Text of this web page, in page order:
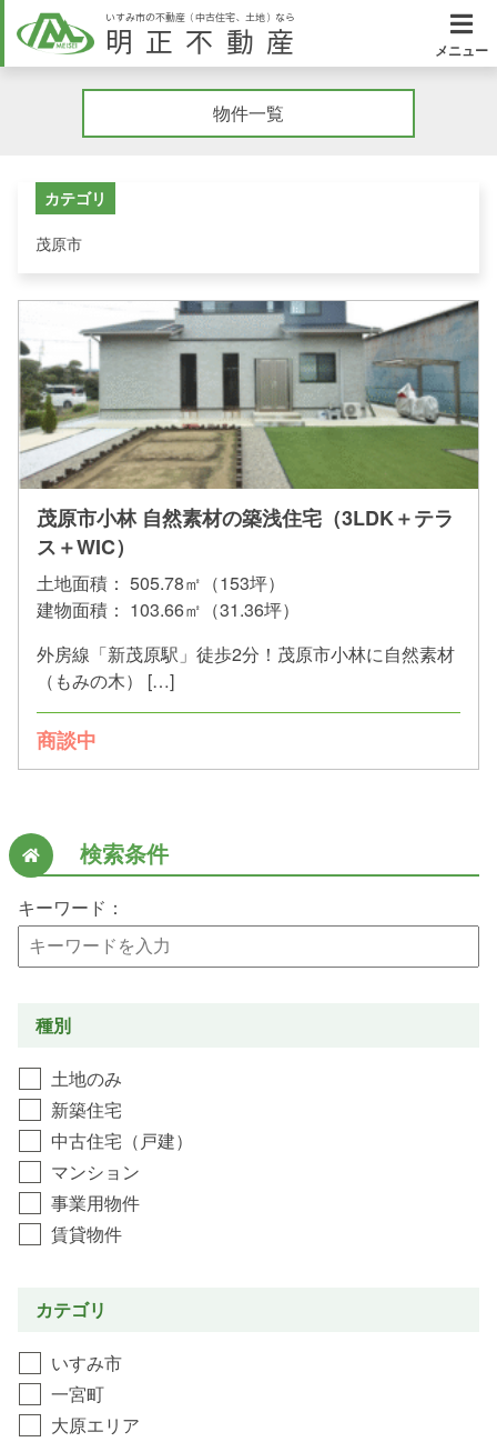
いすみ市の不動産（中古住宅、土地）なら
明正不動産 メニュー
物件一覧
カテゴリ
茂原市
検索条件
キーワード：
種別
土地のみ
新築住宅
中古住宅（戸建）
マンション
事業用物件
賃貸物件
カテゴリ
いすみ市
一宮町
大原エリア
茂原市小林 自然素材の築浅住宅（3LDK＋テラ
ス＋WIC）
土地面積： 505.78㎡（153坪）
建物面積： 103.66㎡（31.36坪）
外房線「新茂原駅」徒歩2分！茂原市小林に自然素材
（もみの木） […]
商談中